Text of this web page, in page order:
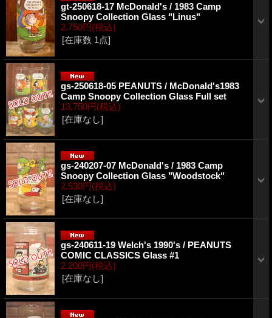
gt-250618-17 McDonald's / 1983 Camp
Snoopy Collection Glass "Linus"
2,750円(税込)
[在庫数 1点]
gs-250618-05 PEANUTS / McDonald's1983
Camp Snoopy Collection Glass Full set
13,750円(税込)
[在庫なし]
gs-240207-07 McDonald's / 1983 Camp
Snoopy Collection Glass "Woodstock"
2,530円(税込)
[在庫なし]
gs-240611-19 Welch's 1990's / PEANUTS
COMIC CLASSICS Glass #1
2,200円(税込)
[在庫なし]